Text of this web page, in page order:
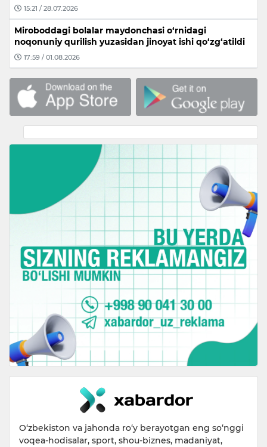
15:21 / 28.07.2026
Miroboddagi bolalar maydonchasi o‘rnidagi
noqonuniy qurilish yuzasidan jinoyat ishi qo‘zg‘atildi
17:59 / 01.08.2026
O‘zbekiston va jahonda ro‘y berayotgan eng so‘nggi
voqea-hodisalar, sport, shou-biznes, madaniyat,